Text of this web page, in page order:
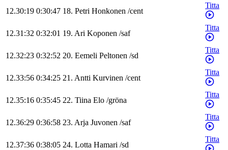
12.30:19 0:30:47 18. Petri Honkonen /cent
Titta
12.31:32 0:32:01 19. Ari Koponen /saf
Titta
12.32:23 0:32:52 20. Eemeli Peltonen /sd
Titta
12.33:56 0:34:25 21. Antti Kurvinen /cent
Titta
12.35:16 0:35:45 22. Tiina Elo /gröna
Titta
12.36:29 0:36:58 23. Arja Juvonen /saf
Titta
12.37:36 0:38:05 24. Lotta Hamari /sd
Titta